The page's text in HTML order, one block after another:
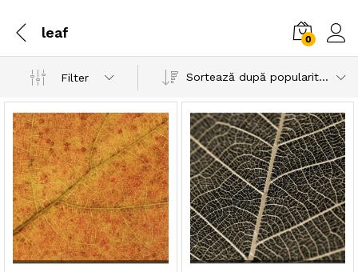
leaf 0
Filter Sortează după popularitatea vânzărilor